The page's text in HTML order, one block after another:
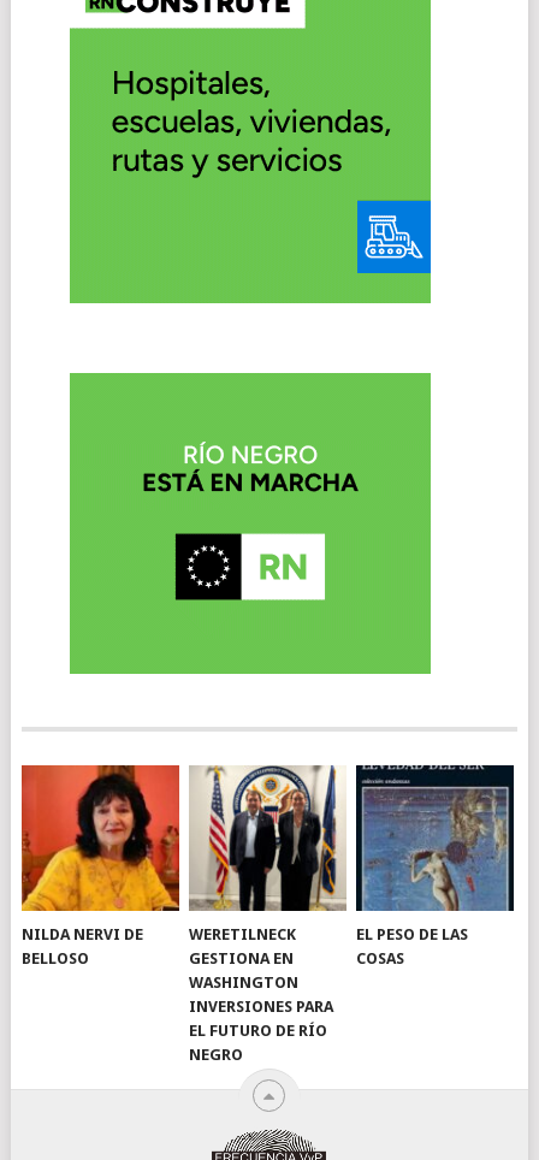
NILDA NERVI DE
BELLOSO
WERETILNECK
GESTIONA EN
WASHINGTON
INVERSIONES PARA
EL FUTURO DE RÍO
NEGRO
EL PESO DE LAS
COSAS